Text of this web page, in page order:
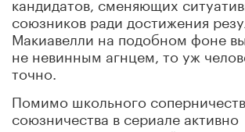
союзников ради достижения
Макиавелли на подобном фоне
не невинным агнцем, то уж
точно.
Помимо школьного
союзничества в сериале активно